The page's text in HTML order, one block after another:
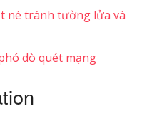
né tránh tường lửa và
dò quét mạng